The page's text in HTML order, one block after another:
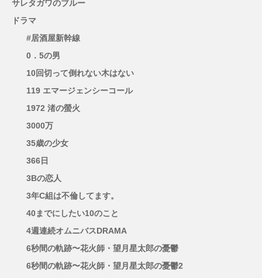
サレタガワのブルー
ドラマ
#居酒屋新幹線
0．5の男
10回切って倒れない木はない
119 エマージェンシーコール
1972 渚の螢火
3000万
35歳の少女
366日
3Bの恋人
3年C組は不倫してます。
40までにしたい10のこと
4週連続オムニバスDRAMA
6秒間の軌跡〜花火師・望月星太郎の憂鬱
6秒間の軌跡〜花火師・望月星太郎の憂鬱2